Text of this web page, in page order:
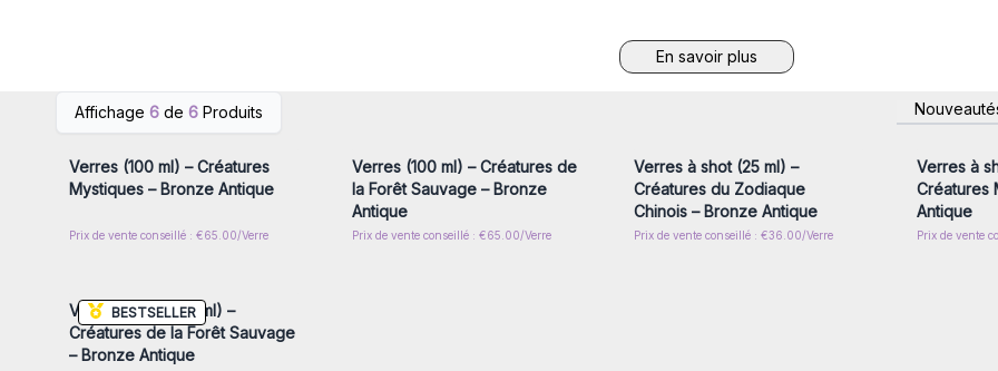
En savoir plus
Affichage 6 de 6 Produits
vous pour accéder aux prix de
gros
Verres (100 ml) – Créatures
Mystiques – Bronze Antique
Prix de vente conseillé : €65.00/Verre
Verres (100 ml) – Créatures de
la Forêt Sauvage – Bronze
Antique
Prix de vente conseillé : €65.00/Verre
Verres à shot (25 ml) –
Créatures du Zodiaque
Chinois – Bronze Antique
Prix de vente conseillé : €36.00/Verre
vous
Verres à
Créatures
Antique
Prix de vente
BESTSELLER
Connectez-vous ou inscrivez-
Verres à shot (50 ml) –
Créatures de la Forêt Sauvage
– Bronze Antique